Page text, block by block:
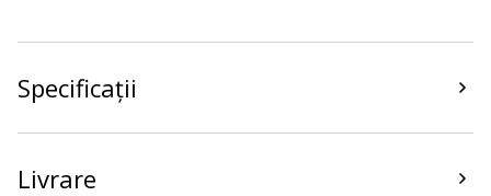
Specificații
Livrare